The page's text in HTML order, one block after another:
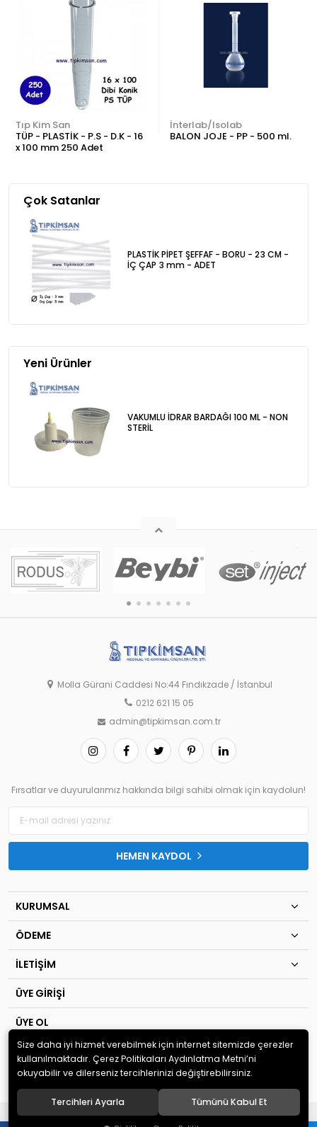
Tıp Kim San
TÜP - PLASTİK - P.S - D.K - 16
x 100 mm 250 Adet
İnterlab/Isolab
BALON JOJE - PP - 500 ml.
Çok Satanlar
PLASTİK PİPET ŞEFFAF - BORU - 23 CM -
İÇ ÇAP 3 mm - ADET
Yeni Ürünler
VAKUMLU İDRAR BARDAĞI 100 ML - NON
STERİL
Molla Gürani Caddesi No:44 Fındıkzade / İstanbul
0212 621 15 05
admin@tipkimsan.com.tr
Fırsatlar ve duyurularımız hakkında bilgi sahibi olmak için kaydolun!
HEMEN KAYDOL
KURUMSAL
ÖDEME
İLETİŞİM
ÜYE GİRİŞİ
ÜYE OL
© 2020 TIP KİM SAN Ltd.Şti . Tüm hakları saklıdır.
Yeni Nesil E-Ticaret Sistemleri ile Hazırlanmıştır.
Size daha iyi hizmet verebilmek için internet sitemizde çerezler
kullanılmaktadır. Çerez Politikaları Aydınlatma Metni’ni
okuyabilir ve dilerseniz tercihlerinizi değiştirebilirsiniz.
Tercihleri Ayarla Tümünü Kabul Et